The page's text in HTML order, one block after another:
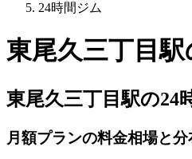
24時間ジム
東尾久三丁目
東尾久三丁目駅の24
月額プランの料金相場と分